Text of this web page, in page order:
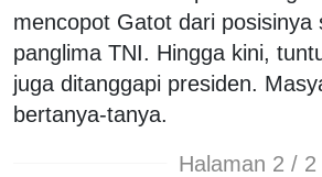
mencopot Gatot dari posisinya
panglima TNI. Hingga kini,
juga ditanggapi presiden.
bertanya-tanya.
Halaman 2 / 2